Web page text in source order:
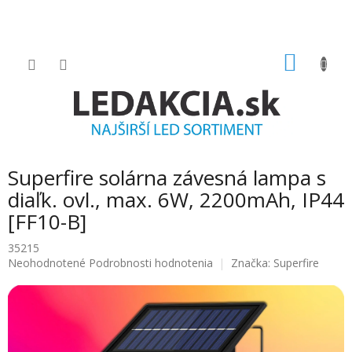
Superfire solárna závesná lampa s
diaľk. ovl., max. 6W, 2200mAh, IP44
[FF10-B]
35215
Priemerné
produktu
Neohodnotené Podrobnosti hodnotenia Značka: Superfire